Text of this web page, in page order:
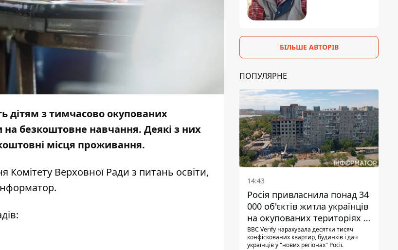
дітям з тимчасово окупованих
безкоштовне навчання. Деякі з них
місця проживання.
Комітету Верховної Ради з питань освіти,
.
БІЛЬШЕ АВТОРІВ
ПОПУЛЯРНЕ
14:43
Росія привласнила понад 34
000 об'єктів житла українців
на окупованих територіях -
розслідування BBC
BBC Verify нарахувала десятки тисяч
конфіскованих квартир, будинків і дач
українців у "нових регіонах" Росії.